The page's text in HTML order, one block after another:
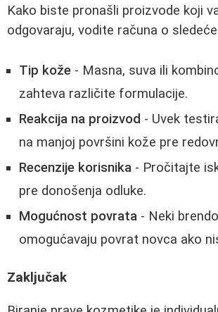
Kako biste pronašli proizvode koji
odgovaraju, vodite računa o
Tip kože - Masna, suva ili
zahteva različite formulacije.
Reakcija na proizvod - Uvek
na manjoj površini kože pre
Recenzije korisnika - Pročitajte
pre donošenja odluke.
Mogućnost povrata - Neki
omogućavaju povrat novca ako
Zaključak